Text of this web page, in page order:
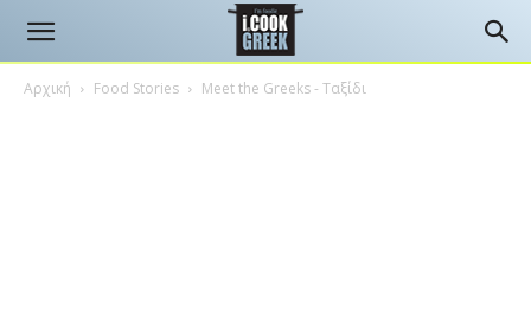
Αρχική Food Stories Meet the Greeks - Ταξίδι